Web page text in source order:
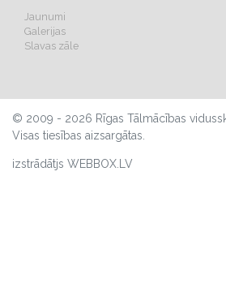
Jaunumi
Galerijas
Slavas zāle
© 2009 - 2026 Rīgas Tālmācības
Visas tiesības aizsargātas.
izstrādātjs WEBBOX.LV